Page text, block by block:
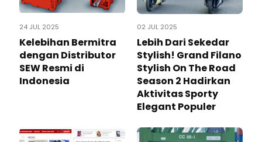
24 JUL 2025
Kelebihan Bermitra
dengan Distributor
SEW Resmi di
Indonesia
02 JUL 2025
Lebih Dari Sekedar
Stylish! Grand Filano
Stylish On The Road
Season 2 Hadirkan
Aktivitas Sporty
Elegant Populer